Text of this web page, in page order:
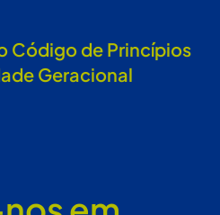
Código de Princípios
Geracional